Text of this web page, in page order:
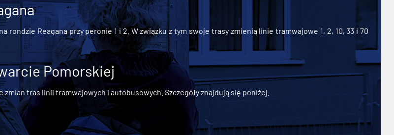
Reagana przy peronie 1 i 2. W związku z tym swoje trasy zmienią linie tramwajowe 1, 2, 10, 33 i 70
Pomorskiej
tras linii tramwajowych i autobusowych. Szczegóły znajdują się poniżej.